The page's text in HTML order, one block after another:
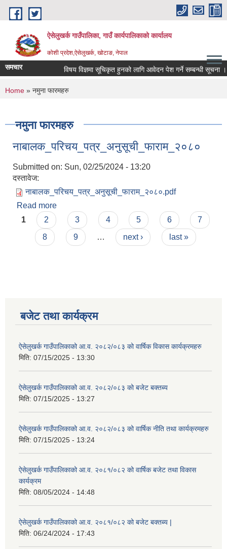
Skip to main content
ऐसेलुखर्क गाउँपालिका, गाउँ कार्यपालिकाको कार्यालय
कोशी प्रदेश,ऐसेलुखर्क, खोटाङ, नेपाल
समचार विषय विज्ञमा सूचिकृत हुनको लागि आवेदन पेश गर्ने सम्बन्धी सूचना ।
You are here
Home » नमुना फारमहरु
नमुना फारमहरु
नाबालक_परिचय_पत्र_अनुसूची_फाराम_२०८०
Submitted on: Sun, 02/25/2024 - 13:20
दस्तावेज:
नाबालक_परिचय_पत्र_अनुसूची_फाराम_२०८०.pdf
Read more
Pages
1 2 3 4 5 6
7
8
9 … next › last »
बजेट तथा कार्यक्रम
ऐसेलुखर्क गाउँपालिकाको आ.व. २०८२/०८३ को वार्षिक विकास कार्यक्रमहरु
मिति: 07/15/2025 - 13:30
ऐसेलुखर्क गाउँपालिकाको आ.व. २०८२/०८३ को बजेट बक्तब्य
मिति: 07/15/2025 - 13:27
ऐसेलुखर्क गाउँपालिकाको आ.व. २०८२/०८३ को वार्षिक नीति तथा कार्यक्रमहरु
मिति: 07/15/2025 - 13:24
ऐसेलुखर्क गाउँपालिकाको आ.व. २०८१/०८२ को वार्षिक बजेट तथा विकास
कार्यक्रम
मिति: 08/05/2024 - 14:48
ऐसेलुखर्क गाउँपालिकाको आ.व. २०८१/०८२ को बजेट बक्तब्य |
मिति: 06/24/2024 - 17:43